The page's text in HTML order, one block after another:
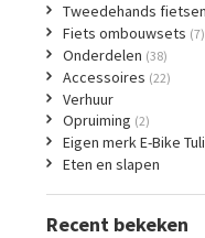
Tweedehands fietsen
Fiets ombouwsets (7)
Onderdelen (38)
Accessoires (22)
Verhuur
Opruiming (2)
Eigen merk E-Bike
Eten en slapen
Recent bekeken